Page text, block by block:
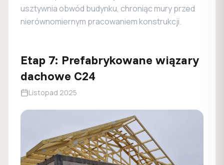
usztywnia obwód budynku, chroniąc mury przed
nierównomiernym pracowaniem konstrukcji.
Etap 7: Prefabrykowane wiązary
dachowe C24
Listopad 2025